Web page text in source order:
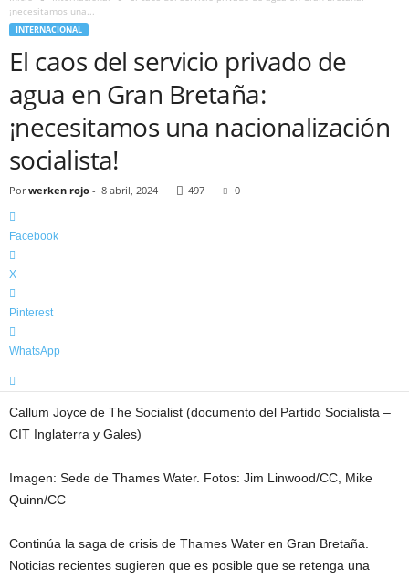
¡necesitamos una...
INTERNACIONAL
El caos del servicio privado de
agua en Gran Bretaña:
¡necesitamos una nacionalización
socialista!
Por werken rojo - 8 abril, 2024 497 0
Facebook
X
Pinterest
WhatsApp
Callum Joyce de The Socialist (documento del Partido Socialista –
CIT Inglaterra y Gales)
Imagen: Sede de Thames Water. Fotos: Jim Linwood/CC, Mike
Quinn/CC
Continúa la saga de crisis de Thames Water en Gran Bretaña.
Noticias recientes sugieren que es posible que se retenga una